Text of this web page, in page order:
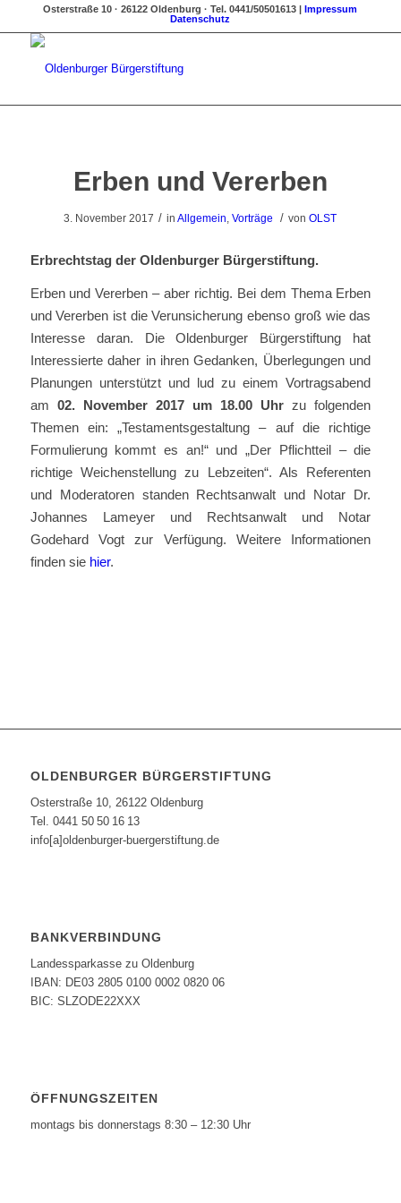
Osterstraße 10 · 26122 Oldenburg · Tel. 0441/50501613 |Impressum
Datenschutz
Erben und Vererben
3. November 2017 / inAllgemein,Vorträge / vonOLST
Erbrechtstag der Oldenburger Bürgerstiftung.
Erben und Vererben – aber richtig. Bei dem Thema Erben
und Vererben ist die Verunsicherung ebenso groß wie das
Interesse daran. Die Oldenburger Bürgerstiftung hat
Interessierte daher in ihren Gedanken, Überlegungen und
Planungen unterstützt und lud zu einem Vortragsabend
am 02. November 2017 um 18.00 Uhrzu folgenden
Themen ein: „Testamentsgestaltung – auf die richtige
Formulierung kommt es an!“ und „Der Pflichtteil – die
richtige Weichenstellung zu Lebzeiten“. Als Referenten
und Moderatoren standen Rechtsanwalt und Notar Dr.
Johannes Lameyer und Rechtsanwalt und Notar
Godehard Vogt zur Verfügung. Weitere Informationen
finden sie hier.
OLDENBURGER BÜRGERSTIFTUNG
Osterstraße 10, 26122 Oldenburg
Tel. 0441 50 50 16 13
info[a]oldenburger-buergerstiftung.de
BANKVERBINDUNG
Landessparkasse zu Oldenburg
IBAN: DE03 2805 0100 0002 0820 06
BIC: SLZODE22XXX
ÖFFNUNGSZEITEN
montags bis donnerstags 8:30 – 12:30 Uhr